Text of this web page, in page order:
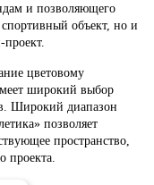
и позволяющего
объект, но и
цветовому
широкий выбор
Широкий диапазон
позволяет
пространство,
проекта.